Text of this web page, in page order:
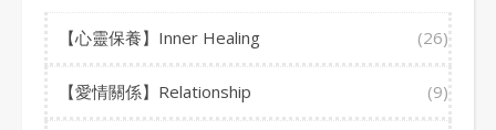
【心靈保養】Inner Healing (26)
【愛情關係】Relationship (9)